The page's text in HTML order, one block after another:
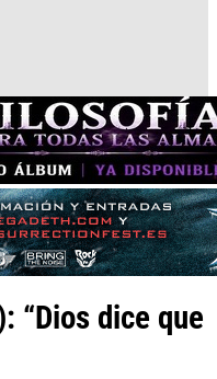
“Dios dice que